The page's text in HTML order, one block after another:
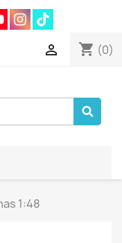
shopping_cart (0)

1:48